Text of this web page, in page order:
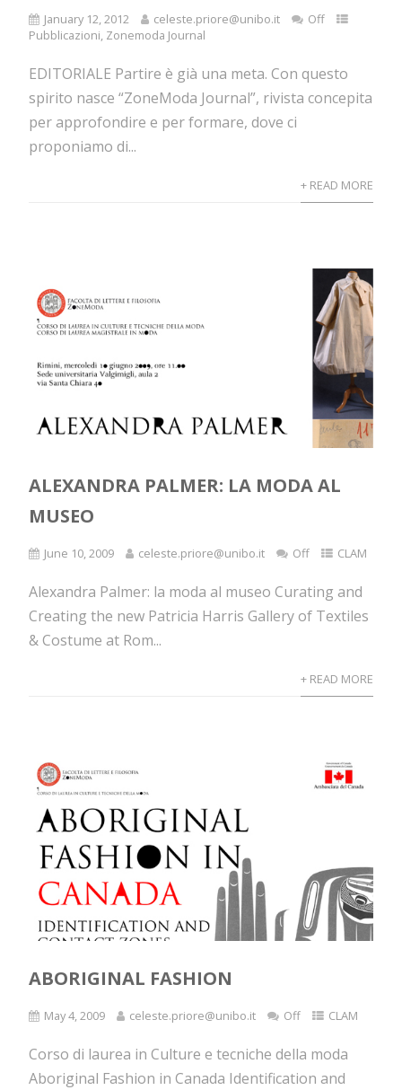
January 12, 2012 celeste.priore@unibo.it
Off
Pubblicazioni, Zonemoda Journal
EDITORIALE Partire è già una meta. Con questo
spirito nasce “ZoneModa Journal”, rivista concepita
per approfondire e per formare, dove ci
proponiamo di...
+ READ MORE
ALEXANDRA PALMER: LA MODA AL
MUSEO
June 10, 2009 celeste.priore@unibo.it Off CLAM
Alexandra Palmer: la moda al museo Curating and
Creating the new Patricia Harris Gallery of Textiles
& Costume at Rom...
+ READ MORE
ABORIGINAL FASHION
May 4, 2009 celeste.priore@unibo.it Off CLAM
Corso di laurea in Culture e tecniche della moda
Aboriginal Fashion in Canada Identification and